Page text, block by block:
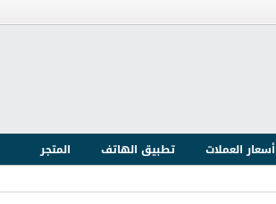
أسعار العملات تطبيق الهاتف
المتجر